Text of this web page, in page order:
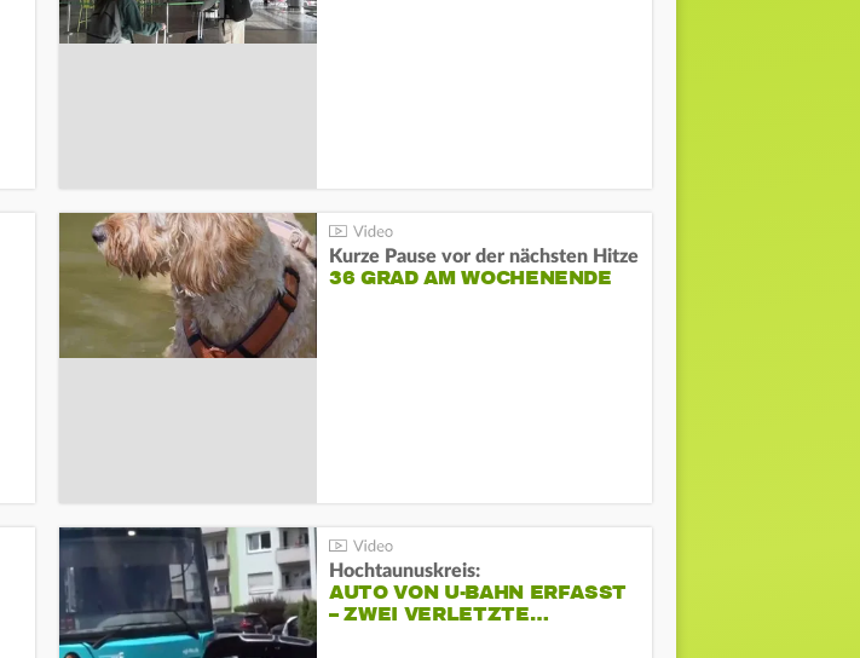
Kurze Pause vor der nächsten Hitze
36 GRAD AM WOCHENENDE
Hochtaunuskreis:
AUTO VON U-BAHN ERFASST
– ZWEI VERLETZTE…